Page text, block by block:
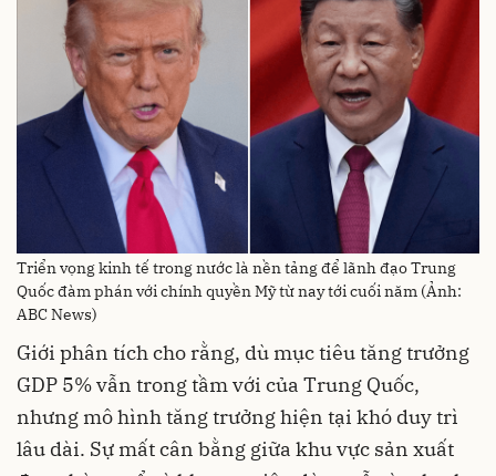
Triển vọng kinh tế trong nước là nền tảng để lãnh đạo Trung
Quốc đàm phán với chính quyền Mỹ từ nay tới cuối năm (Ảnh:
ABC News)
Giới phân tích cho rằng, dù mục tiêu tăng trưởng
GDP 5% vẫn trong tầm với của Trung Quốc,
nhưng mô hình tăng trưởng hiện tại khó duy trì
lâu dài. Sự mất cân bằng giữa khu vực sản xuất